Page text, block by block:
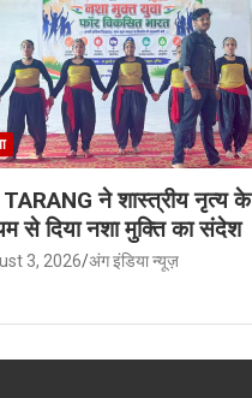
TARANG ने शास्त्रीय नृत्य के
से दिया नशा मुक्ति का संदेश
3, 2026 अंग इंडिया न्यूज़